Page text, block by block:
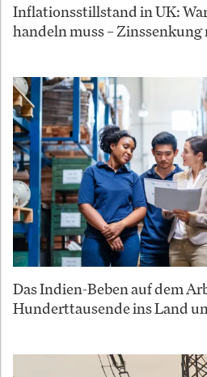
Inflationsstillstand in UK:
handeln muss –
Das Indien-Beben auf dem
Hunderttausende ins Land